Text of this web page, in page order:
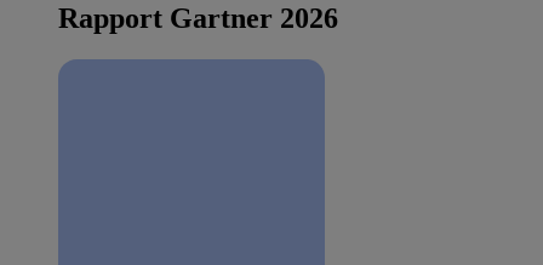
Rapport Gartner 2026